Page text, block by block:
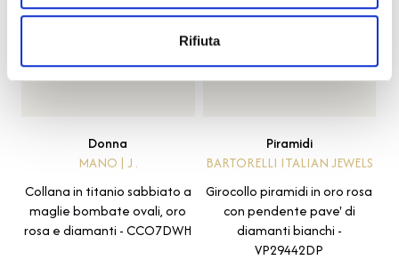
Rifiuta
Donna
MANO | J .
Collana in titanio sabbiato a
maglie bombate ovali, oro
rosa e diamanti - CCO7DWH
Piramidi
BARTORELLI ITALIAN JEWELS
Girocollo piramidi in oro rosa
con pendente pave' di
diamanti bianchi -
VP29442DP